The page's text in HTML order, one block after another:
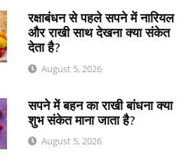
रक्षाबंधन से पहले सपने में नारियल
और राखी साथ देखना क्या संकेत
देता है?
August 5, 2026
सपने में बहन का राखी बांधना क्या
शुभ संकेत माना जाता है?
August 5, 2026